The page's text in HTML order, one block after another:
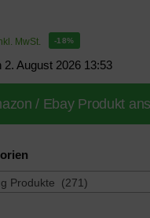
MwSt. -18%
2. August 2026 13:53
/ Ebay Produkt
Produkte (271)